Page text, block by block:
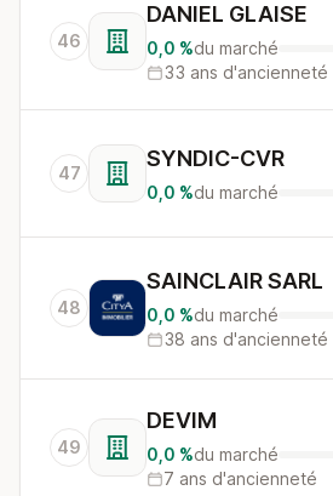
46
DANIEL GLAISE
0,0 %du marché
33 ans d'ancienneté
47
SYNDIC-CVR
0,0 %du marché
48
SAINCLAIR SARL
0,0 %du marché
38 ans d'ancienneté
49
DEVIM
0,0 %du marché
7 ans d'ancienneté